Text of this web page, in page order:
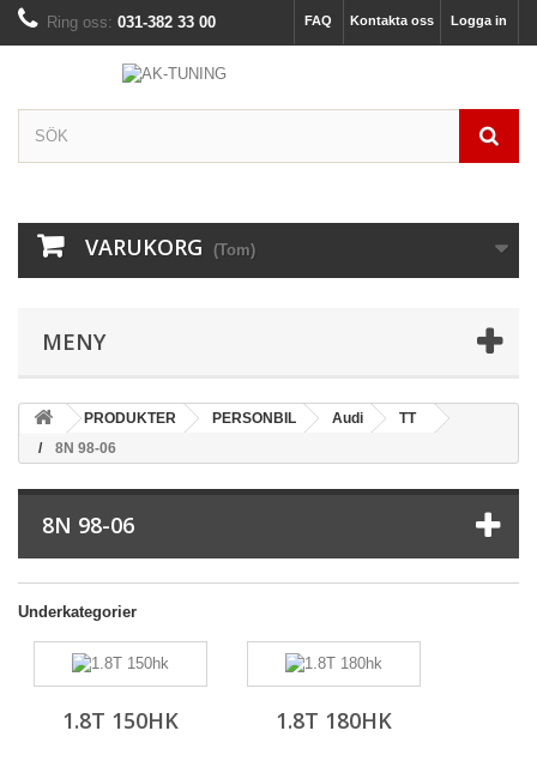
Logga in
Kontakta oss
FAQ
Ring oss: 031-382 33 00
VARUKORG (Tom)
MENY
PRODUKTER PERSONBIL Audi
TT
8N 98-06
8N 98-06
Underkategorier
1.8T 150HK 1.8T 180HK